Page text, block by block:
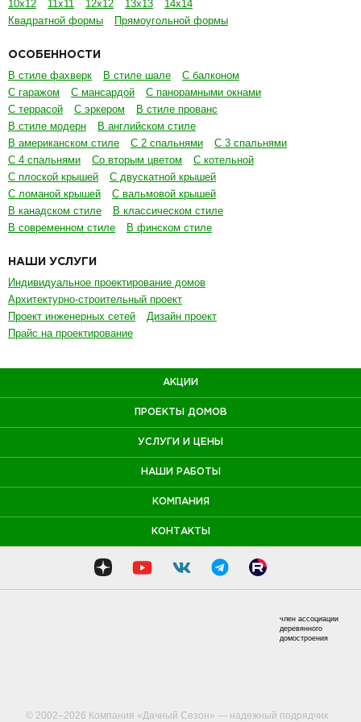
10х12 11х11 12х12 13х13
14х14
Квадратной формы
Прямоугольной формы
ОСОБЕННОСТИ
В стиле фахверк В стиле шале
С балконом
С гаражом
С мансардой
С панорамными окнами
С террасой
С эркером
В стиле прованс
В стиле модерн
В английском стиле
В американском стиле
С 2 спальнями
С 3 спальнями
С 4 спальнями
Со вторым цветом
С котельной
С плоской крышей
С двускатной крышей
С ломаной крышей
С вальмовой крышей
В канадском стиле
В классическом стиле
В современном стиле
В финском стиле
НАШИ УСЛУГИ
Индивидуальное проектирование домов
Архитектурно-строительный проект
Проект инженерных сетей
Дизайн проект
Прайс на проектирование
АКЦИИ
ПРОЕКТЫ ДОМОВ
УСЛУГИ И ЦЕНЫ
НАШИ РАБОТЫ
КОМПАНИЯ
КОНТАКТЫ
© 2002–2026 Компания «Дачный Сезон» — надежный подрядчик
член ассоциации
деревянного
домостроения